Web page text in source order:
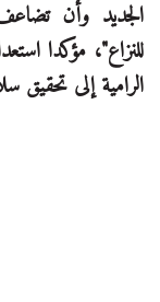
الجديد وأن
للنزاع"، مؤكدا
الرامية إلى تحقيق